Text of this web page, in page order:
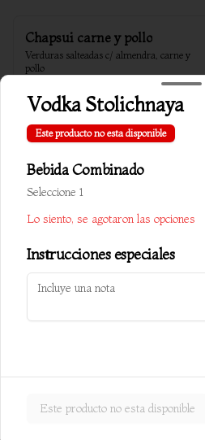
Chapsui carne y pollo
Verduras salteadas c/ almendra, carne y
pollo
$10.000
Chapsui cerdo
$10.500
Vodka Stolichnaya
Este producto no esta disponible
Bebida Combinado
Seleccione 1
Lo siento, se agotaron las opciones
Instrucciones especiales
Este producto no esta disponible